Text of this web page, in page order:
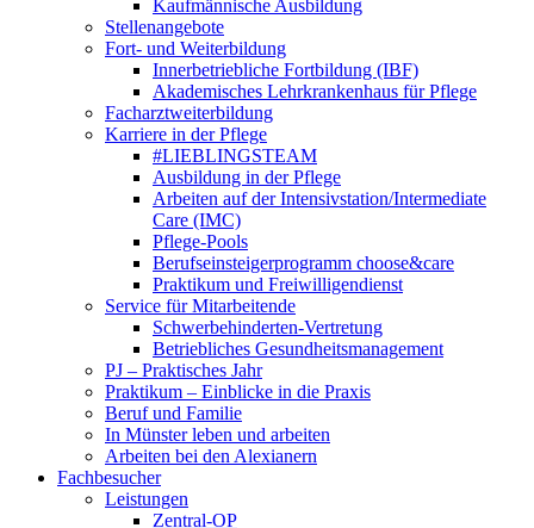
Kaufmännische Ausbildung
Stellenangebote
Fort- und Weiterbildung
Innerbetriebliche Fortbildung (IBF)
Akademisches Lehrkrankenhaus für Pflege
Facharztweiterbildung
Karriere in der Pflege
#LIEBLINGSTEAM
Ausbildung in der Pflege
Arbeiten auf der Intensivstation/Intermediate
Care (IMC)
Pflege-Pools
Berufseinsteigerprogramm choose&care
Praktikum und Freiwilligendienst
Service für Mitarbeitende
Schwerbehinderten-Vertretung
Betriebliches Gesundheitsmanagement
PJ – Praktisches Jahr
Praktikum – Einblicke in die Praxis
Beruf und Familie
In Münster leben und arbeiten
Arbeiten bei den Alexianern
Fachbesucher
Leistungen
Zentral-OP